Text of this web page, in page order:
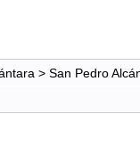
> San Pedro